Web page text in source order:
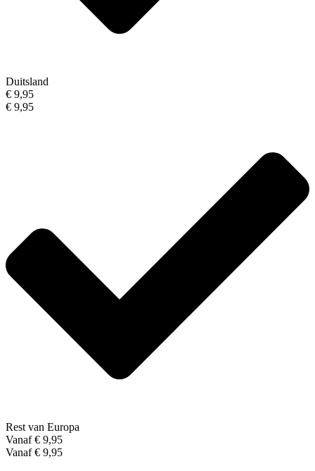
Duitsland
€ 9,95
€ 9,95
Rest van Europa
Vanaf € 9,95
Vanaf € 9,95